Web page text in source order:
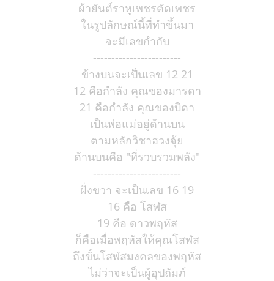
ผ้ายันต์ราหูเพชรตัดเพชร
ในรูปลักษณ์นี้ที่ทำขึ้นมา
จะมีเลขกำกับ
------------------------
ข้างบนจะเป็นเลข 12 21
12 คือกำลัง คุณของมารดา
21 คือกำลัง คุณของบิดา
เป็นพ่อแม่อยู่ด้านบน
ตามหลักวิชาฮวงจุ้ย
ด้านบนคือ "ที่รวบรวมพลัง"
------------------------
ฝั่งขวา จะเป็นเลข 16 19
16 คือ โสฬส
19 คือ ดาวพฤหัส
ก็คือเมื่อพฤหัสให้คุณโสฬส
ถึงขั้นโสฬสมงคลของพฤหัส
ไม่ว่าจะเป็นผู้อุปถัมภ์